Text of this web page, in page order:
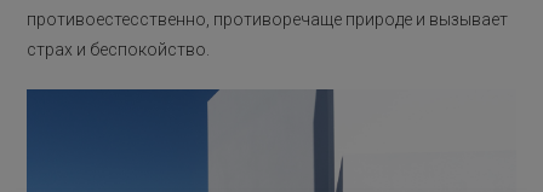
противоестесственно, противоречаще природе и вызывает
страх и беспокойство.